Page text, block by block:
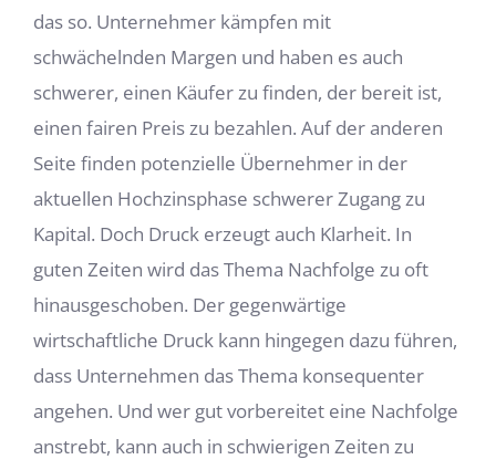
das so. Unternehmer kämpfen mit
schwächelnden Margen und haben es auch
schwerer, einen Käufer zu finden, der bereit ist,
einen fairen Preis zu bezahlen. Auf der anderen
Seite finden potenzielle Übernehmer in der
aktuellen Hochzinsphase schwerer Zugang zu
Kapital. Doch Druck erzeugt auch Klarheit. In
guten Zeiten wird das Thema Nachfolge zu oft
hinausgeschoben. Der gegenwärtige
wirtschaftliche Druck kann hingegen dazu führen,
dass Unternehmen das Thema konsequenter
angehen. Und wer gut vorbereitet eine Nachfolge
anstrebt, kann auch in schwierigen Zeiten zu